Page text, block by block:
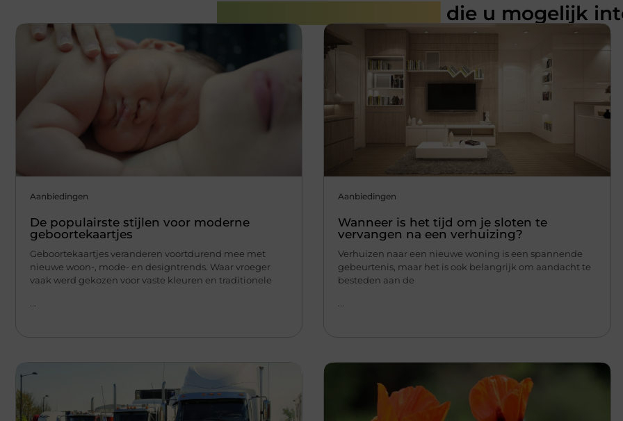
die u mogelijk
Aanbiedingen
De populairste stijlen voor moderne
geboortekaartjes
Geboortekaartjes veranderen voortdurend mee met
nieuwe woon-, mode- en designtrends. Waar vroeger
vaak werd gekozen voor vaste kleuren en traditionele
...
Aanbiedingen
Wanneer is het tijd om je sloten te
vervangen na een verhuizing?
Verhuizen naar een nieuwe woning is een spannende
gebeurtenis, maar het is ook belangrijk om aandacht te
besteden aan de
...